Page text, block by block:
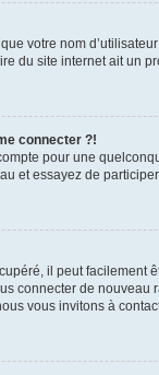
votre nom
du site internet ait un
connecter ?!
pour une
et essayez de
il peut
connecter de nouveau
vous invitons à